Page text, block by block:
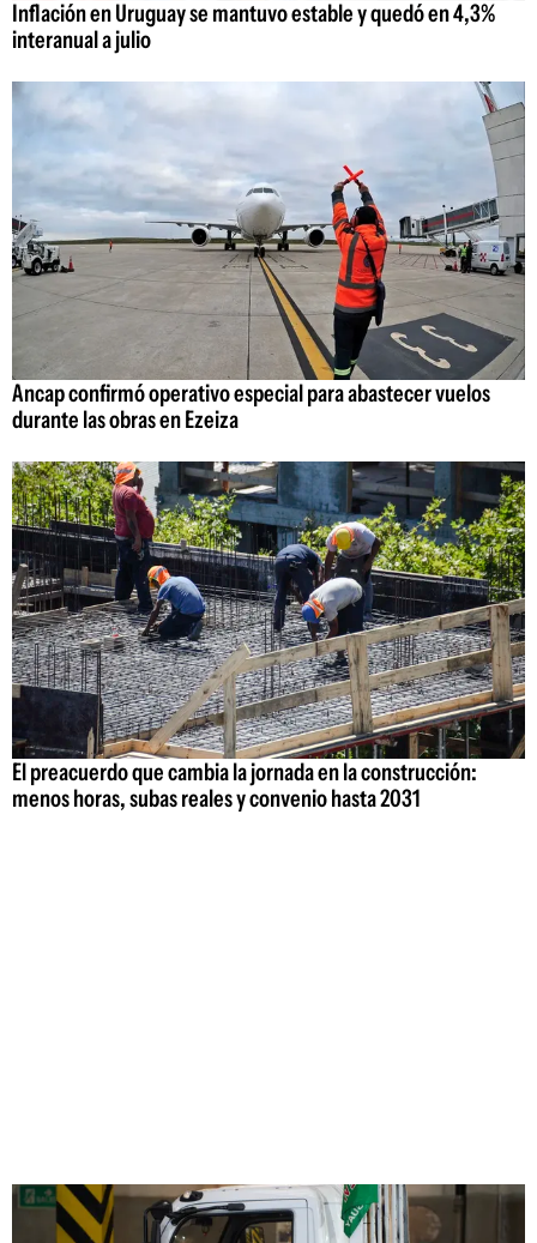
Inflación en Uruguay se mantuvo estable y quedó en 4,3%
interanual a julio
Ancap confirmó operativo especial para abastecer vuelos
durante las obras en Ezeiza
El preacuerdo que cambia la jornada en la construcción:
menos horas, subas reales y convenio hasta 2031